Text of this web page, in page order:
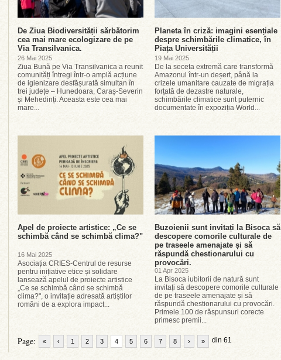
De Ziua Biodiversității sărbătorim
cea mai mare ecologizare de pe
Via Transilvanica.
26 Mai 2025
Ziua Bună pe Via Transilvanica a reunit
comunități întregi într-o amplă acțiune
de igienizare desfășurată simultan în
trei județe – Hunedoara, Caraș-Severin
și Mehedinți. Aceasta este cea mai
mare...
Planeta în criză: imagini esențiale
despre schimbările climatice, în
Piața Universității
19 Mai 2025
De la seceta extremă care transformă
Amazonul într-un deșert, până la
crizele umanitare cauzate de migrația
forțată de dezastre naturale,
schimbările climatice sunt puternic
documentate în expoziția World...
Apel de proiecte artistice: „Ce se
schimbă când se schimbă clima?"
16 Mai 2025
Asociația CRIES-Centrul de resurse
pentru inițiative etice și solidare
lansează apelul de proiecte artistice
„Ce se schimbă când se schimbă
clima?", o invitație adresată artiștilor
români de a explora impact...
Buzoienii sunt invitați la Bisoca să
descopere comorile culturale de
pe traseele amenajate și să
răspundă chestionarului cu
provocări.
01 Apr 2025
La Bisoca iubitorii de natură sunt
invitați să descopere comorile culturale
de pe traseele amenajate și să
răspundă chestionarului cu provocări.
Primele 100 de răspunsuri corecte
primesc premii...
Page: « ‹ 1 2 3 4 5 6 7 8 din 61
› »